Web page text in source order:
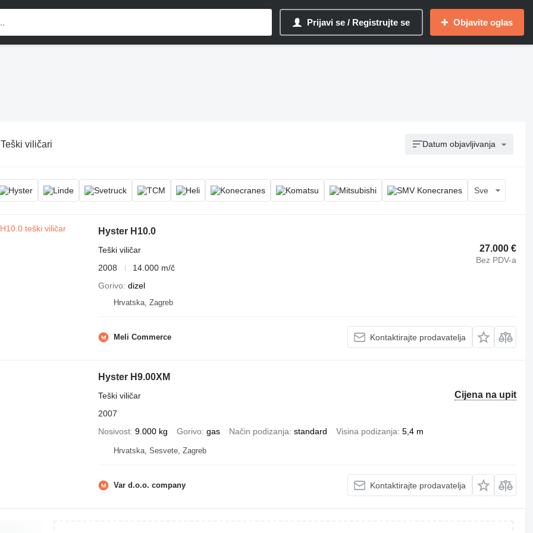
Prijavi se / Registrujte se Objavite oglas
Teški viličari Datum objavljivanja
Sve
Hyster H10.0
27.000 €
Bez PDV-a
Teški viličar
2008
14.000 m/č
Gorivo dizel
Hrvatska, Zagreb
Meli Commerce Kontaktirajte prodavatelja
Hyster H9.00XM
Cijena na upit
Teški viličar
2007
Nosivost 9.000 kg Gorivo gas Način podizanja standard Visina podizanja 5,4 m
Hrvatska, Sesvete, Zagreb
Var d.o.o. company Kontaktirajte prodavatelja